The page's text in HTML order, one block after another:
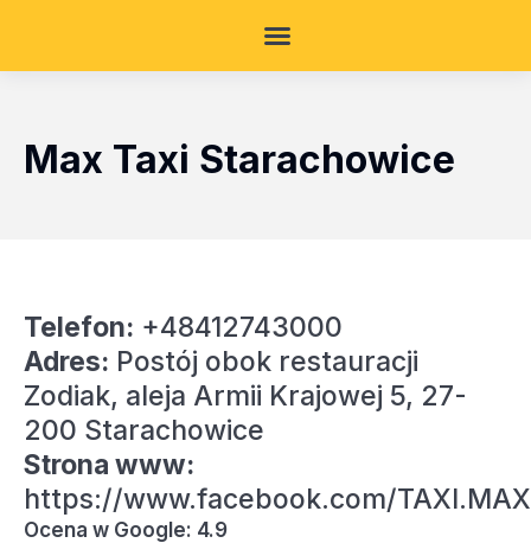
Max Taxi Starachowice
Telefon: +48412743000
Adres: Postój obok restauracji
Zodiak, aleja Armii Krajowej 5, 27-
200 Starachowice
Strona www:
https://www.facebook.com/
Ocena w Google: 4.9